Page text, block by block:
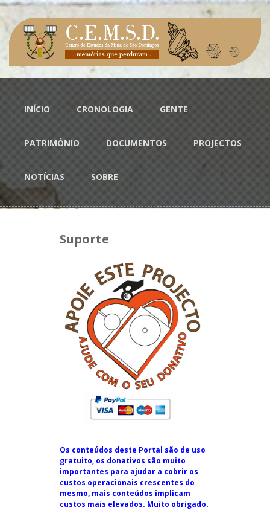
Passar para o conteúdo principal
Menu principal
INÍCIO CRONOLOGIA GENTE
PATRIMÓNIO DOCUMENTOS PROJECTOS
NOTÍCIAS SOBRE
Suporte
Os conteúdos deste Portal são de uso
gratuito, os donativos são muito
importantes para ajudar a cobrir os
custos operacionais crescentes do
mesmo, mais conteúdos implicam
custos mais elevados. Muito obrigado.